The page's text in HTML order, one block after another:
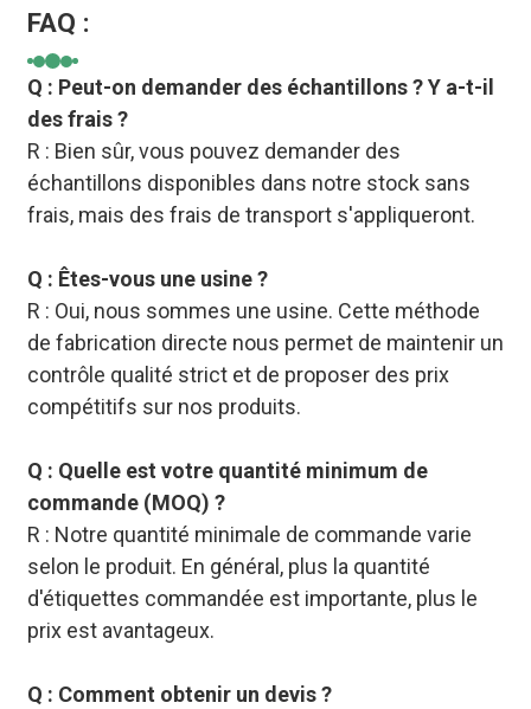
FAQ :
Q : Peut-on demander des échantillons ? Y a-t-il
des frais ?
R : Bien sûr, vous pouvez demander des
échantillons disponibles dans notre stock sans
frais, mais des frais de transport s'appliqueront.
Q : Êtes-vous une usine ?
R : Oui, nous sommes une usine. Cette méthode
de fabrication directe nous permet de maintenir un
contrôle qualité strict et de proposer des prix
compétitifs sur nos produits.
Q : Quelle est votre quantité minimum de
commande (MOQ) ?
R : Notre quantité minimale de commande varie
selon le produit. En général, plus la quantité
d'étiquettes commandée est importante, plus le
prix est avantageux.
Q : Comment obtenir un devis ?